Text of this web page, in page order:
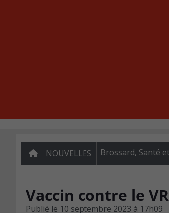
NOUVELLES Brossard, Santé
Vaccin contre le
Publié le 10 septembre 2023 à 17h09